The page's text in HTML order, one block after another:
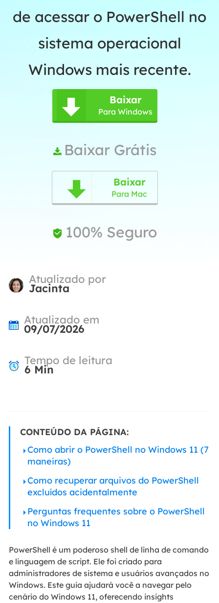
de acessar o PowerShell no
sistema operacional
Windows mais recente.
 Baixar
Para Windows
 Baixar Grátis
 Baixar
Para Mac
 100% Seguro
Atualizado por
Jacinta
Atualizado em
09/07/2026
Tempo de leitura
6 Min
CONTEÚDO DA PÁGINA:
Como abrir o PowerShell no Windows 11 (7
maneiras)
Como recuperar arquivos do PowerShell
excluídos acidentalmente
Perguntas frequentes sobre o PowerShell
no Windows 11
PowerShell é um poderoso shell de linha de comando
e linguagem de script. Ele foi criado para
administradores de sistema e usuários avançados no
Windows. Este guia ajudará você a navegar pelo
cenário do Windows 11, oferecendo insights